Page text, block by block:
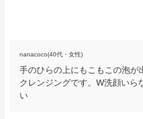
nanacoco(40代・女性)
手のひらの上にもこもこの泡が
クレンジングです。W洗顔いら
い